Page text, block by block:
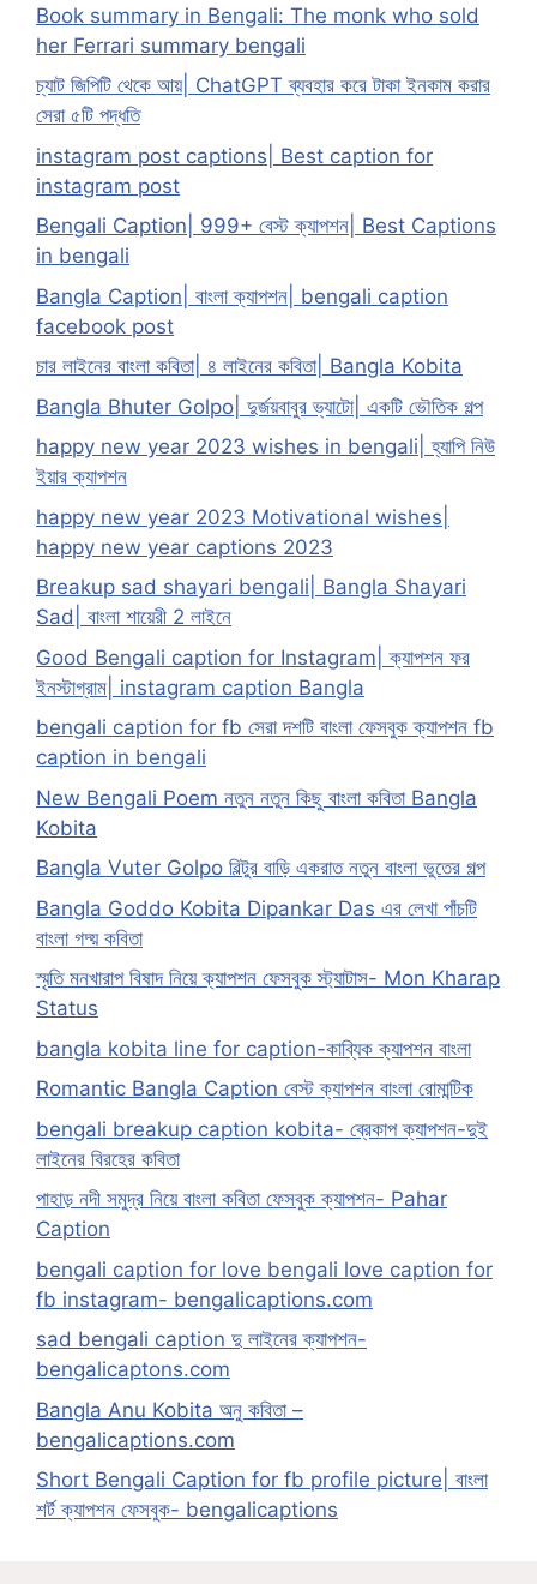
Book summary in Bengali: The monk who sold
her Ferrari summary bengali
চ্যাট জিপিটি থেকে আয়| ChatGPT ব্যবহার করে টাকা ইনকাম করার
সেরা ৫টি পদ্ধতি
instagram post captions| Best caption for
instagram post
Bengali Caption| 999+ বেস্ট ক্যাপশন| Best Captions
in bengali
Bangla Caption| বাংলা ক্যাপশন| bengali caption
facebook post
চার লাইনের বাংলা কবিতা| ৪ লাইনের কবিতা| Bangla Kobita
Bangla Bhuter Golpo| দুর্জয়বাবুর ভ্যাটো| একটি ভৌতিক গল্প
happy new year 2023 wishes in bengali| হ্যাপি নিউ
ইয়ার ক্যাপশন
happy new year 2023 Motivational wishes|
happy new year captions 2023
Breakup sad shayari bengali| Bangla Shayari
Sad| বাংলা শায়েরী 2 লাইনে
Good Bengali caption for Instagram| ক্যাপশন ফর
ইনস্টাগ্রাম| instagram caption Bangla
bengali caption for fb সেরা দশটি বাংলা ফেসবুক ক্যাপশন fb
caption in bengali
New Bengali Poem নতুন নতুন কিছু বাংলা কবিতা Bangla
Kobita
Bangla Vuter Golpo বিল্টুর বাড়ি একরাত নতুন বাংলা ভুতের গল্প
Bangla Goddo Kobita Dipankar Das এর লেখা পাঁচটি
বাংলা গদ্য় কবিতা
স্মৃতি মনখারাপ বিষাদ নিয়ে ক্যাপশন ফেসবুক স্ট্যাটাস- Mon Kharap
Status
bangla kobita line for caption-কাব্যিক ক্যাপশন বাংলা
Romantic Bangla Caption বেস্ট ক্যাপশন বাংলা রোমান্টিক
bengali breakup caption kobita- ব্রেকাপ ক্যাপশন-দুই
লাইনের বিরহের কবিতা
পাহাড় নদী সমুদ্র নিয়ে বাংলা কবিতা ফেসবুক ক্যাপশন- Pahar
Caption
bengali caption for love bengali love caption for
fb instagram- bengalicaptions.com
sad bengali caption দু লাইনের ক্যাপশন-
bengalicaptons.com
Bangla Anu Kobita অনু কবিতা –
bengalicaptions.com
Short Bengali Caption for fb profile picture| বাংলা
শর্ট ক্যাপশন ফেসবুক- bengalicaptions